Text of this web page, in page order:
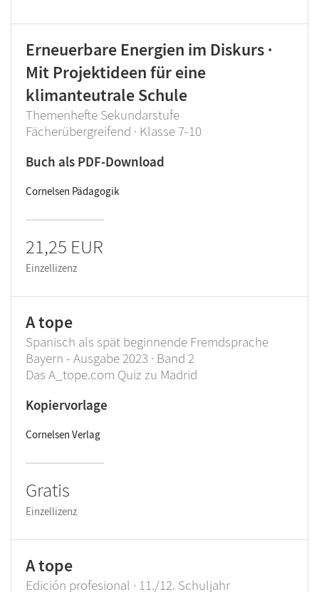
Erneuerbare Energien im Diskurs ·
Mit Projektideen für eine
klimanteutrale Schule
Themenhefte Sekundarstufe
Fächerübergreifend · Klasse 7-10
Buch als PDF-Download
Cornelsen Pädagogik
21,25 EUR
Einzellizenz
A tope
Spanisch als spät beginnende Fremdsprache
Bayern - Ausgabe 2023 · Band 2
Das A_tope.com Quiz zu Madrid
Kopiervorlage
Cornelsen Verlag
Gratis
Einzellizenz
A tope
Edición profesional · 11./12. Schuljahr